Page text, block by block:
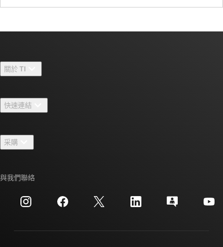
關於 TI
人才招募
新聞室
活動
投資人關系
快速連結
TI E2E™ 設計支援論壇
交互參考搜索
客戶支援中心
采購
訂購 FAQ
與我們聯絡